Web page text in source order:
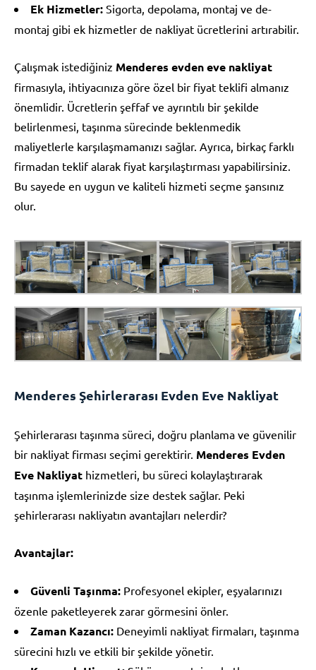
Ek Hizmetler: Sigorta, depolama, montaj ve de-
montaj gibi ek hizmetler de nakliyat ücretlerini artırabilir.
Çalışmak istediğiniz Menderes evden eve nakliyat
firmasıyla, ihtiyacınıza göre özel bir fiyat teklifi almanız
önemlidir. Ücretlerin şeffaf ve ayrıntılı bir şekilde
belirlenmesi, taşınma sürecinde beklenmedik
maliyetlerle karşılaşmamanızı sağlar. Ayrıca, birkaç farklı
firmadan teklif alarak fiyat karşılaştırması yapabilirsiniz.
Bu sayede en uygun ve kaliteli hizmeti seçme şansınız
olur.
Menderes Şehirlerarası Evden Eve Nakliyat
Şehirlerarası taşınma süreci, doğru planlama ve güvenilir
bir nakliyat firması seçimi gerektirir. Menderes Evden
Eve Nakliyat hizmetleri, bu süreci kolaylaştırarak
taşınma işlemlerinizde size destek sağlar. Peki
şehirlerarası nakliyatın avantajları nelerdir?
Avantajlar:
Güvenli Taşınma: Profesyonel ekipler, eşyalarınızı
özenle paketleyerek zarar görmesini önler.
Zaman Kazancı: Deneyimli nakliyat firmaları, taşınma
sürecini hızlı ve etkili bir şekilde yönetir.